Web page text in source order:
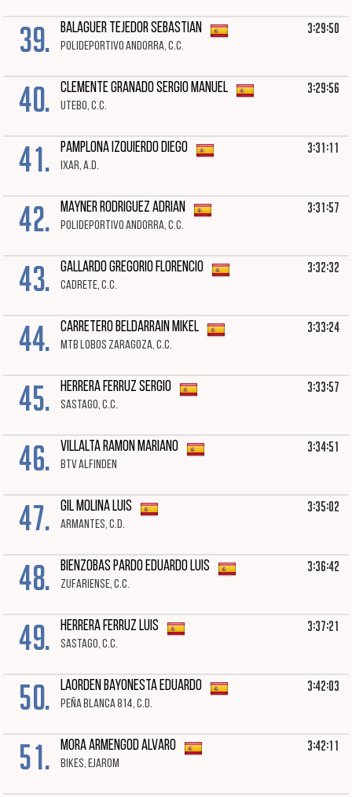
39. BALAGUER TEJEDOR SEBASTIAN
POLIDEPORTIVO ANDORRA, C.C.
3:29:50
40. CLEMENTE GRANADO SERGIO MANUEL
UTEBO, C.C.
3:29:56
41. PAMPLONA IZQUIERDO DIEGO
IXAR, A.D.
3:31:11
42. MAYNER RODRIGUEZ ADRIAN
POLIDEPORTIVO ANDORRA, C.C.
3:31:57
43. GALLARDO GREGORIO FLORENCIO
CADRETE, C.C.
3:32:32
44. CARRETERO BELDARRAIN MIKEL
MTB LOBOS ZARAGOZA, C.C.
3:33:24
45. HERRERA FERRUZ SERGIO
SASTAGO, C.C.
3:33:57
46. VILLALTA RAMON MARIANO
BTV ALFINDEN
3:34:51
47. GIL MOLINA LUIS
ARMANTES, C.D.
3:35:02
48. BIENZOBAS PARDO EDUARDO LUIS
ZUFARIENSE, C.C.
3:36:42
49. HERRERA FERRUZ LUIS
SASTAGO, C.C.
3:37:21
50. LAORDEN BAYONESTA EDUARDO
PEÑA BLANCA 814, C.D.
3:42:03
51. MORA ARMENGOD ALVARO
BIKES, EJAROM
3:42:11